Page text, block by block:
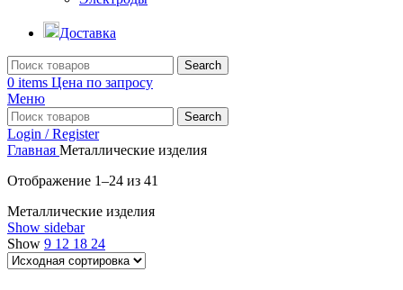
Доставка
Search
0 items Цена по запросу
Меню
Search
Login / Register
Главная Металлические изделия
Отображение 1–24 из 41
Металлические изделия
Show sidebar
Show 9 12 18 24